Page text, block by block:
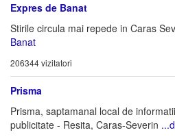
Expres de Banat
Stirile circula mai repede in Caras
Banat
206344 vizitatori
Prisma
Prisma, saptamanal local de
publicitate - Resita, Caras-Severin